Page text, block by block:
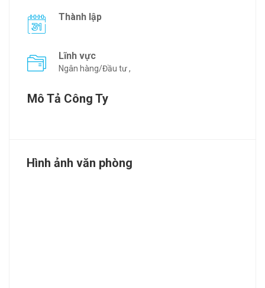
Thành lập
Lĩnh vực
Ngân hàng/Đầu tư ,
Mô Tả Công Ty
Hình ảnh văn phòng